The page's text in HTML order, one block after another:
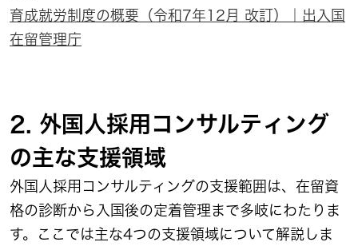
育成就労制度の概要（令和7年12月 改訂）｜出入国
在留管理庁
2. 外国人採用コンサルティング
の主な支援領域
外国人採用コンサルティングの支援範囲は、在留資
格の診断から入国後の定着管理まで多岐にわたりま
す。ここでは主な4つの支援領域について解説しま